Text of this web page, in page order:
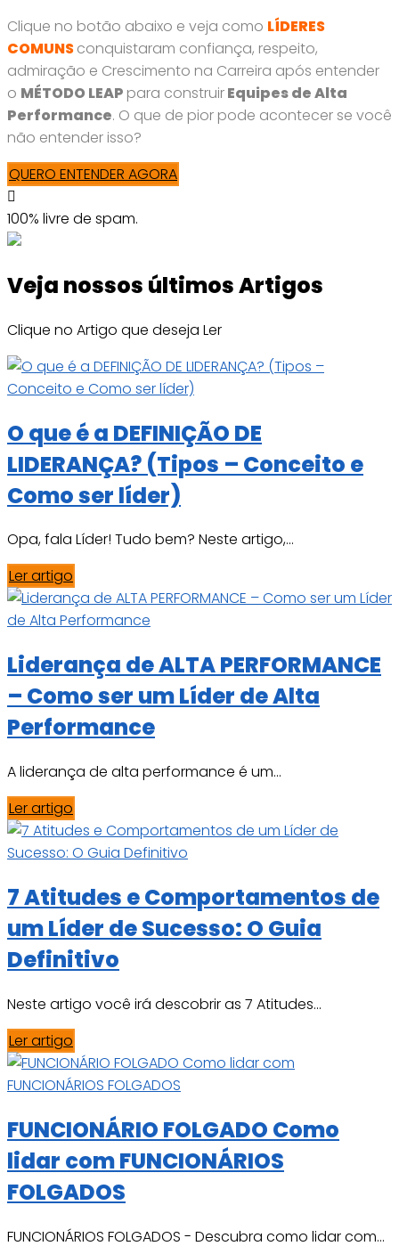
Clique no botão abaixo e veja como LÍDERES
COMUNSconquistaram confiança, respeito,
admiração e Crescimento na Carreira após entender
o MÉTODO LEAP para construirEquipes de Alta
Performance. O que de pior pode acontecer se você
não entender isso?
QUERO ENTENDER AGORA
100% livre de spam.
Veja nossos últimos Artigos
Clique no Artigo que deseja Ler
O que é a DEFINIÇÃO DE
LIDERANÇA? (Tipos – Conceito e
Como ser líder)
Opa, fala Líder! Tudo bem? Neste artigo,...
Ler artigo
Liderança de ALTA PERFORMANCE
– Como ser um Líder de Alta
Performance
A liderança de alta performance é um...
Ler artigo
7 Atitudes e Comportamentos de
um Líder de Sucesso: O Guia
Definitivo
Neste artigo você irá descobrir as 7 Atitudes...
Ler artigo
FUNCIONÁRIO FOLGADO Como
lidar com FUNCIONÁRIOS
FOLGADOS
FUNCIONÁRIOS FOLGADOS - Descubra como lidar com...